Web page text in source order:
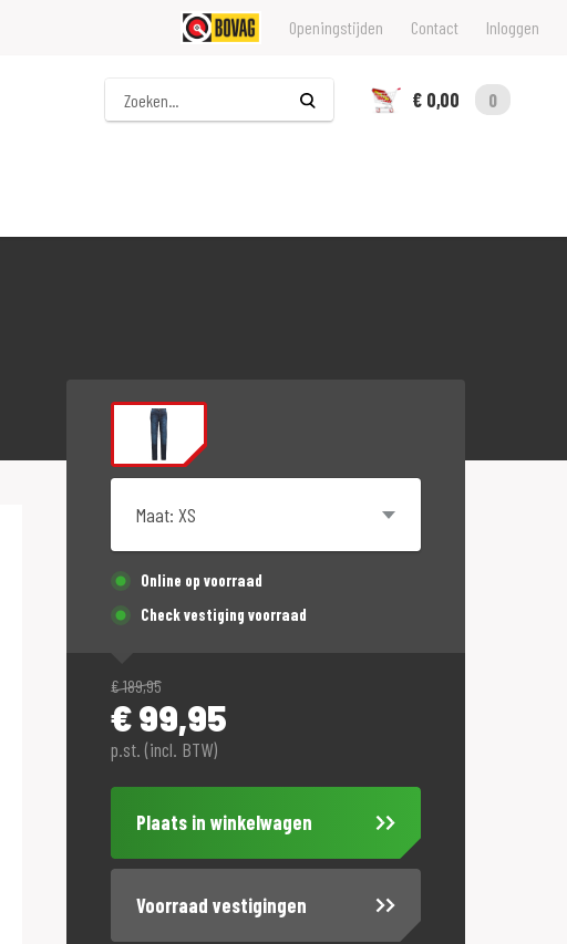
Openingstijden Contact Inloggen
Zoeken
€ 0,00
0
Online op voorraad
Check vestiging voorraad
€189,95
€99,95
p.st. (incl. BTW)
Plaats in winkelwagen
Voorraad vestigingen